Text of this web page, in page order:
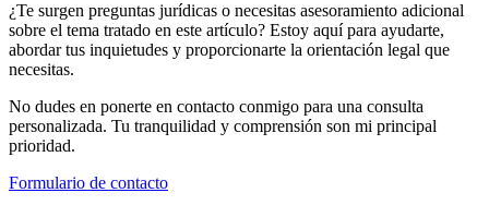
¿Te surgen preguntas jurídicas o necesitas asesoramiento adicional
sobre el tema tratado en este artículo? Estoy aquí para ayudarte,
abordar tus inquietudes y proporcionarte la orientación legal que
necesitas.
No dudes en ponerte en contacto conmigo para una consulta
personalizada. Tu tranquilidad y comprensión son mi principal
prioridad.
Formulario de contacto